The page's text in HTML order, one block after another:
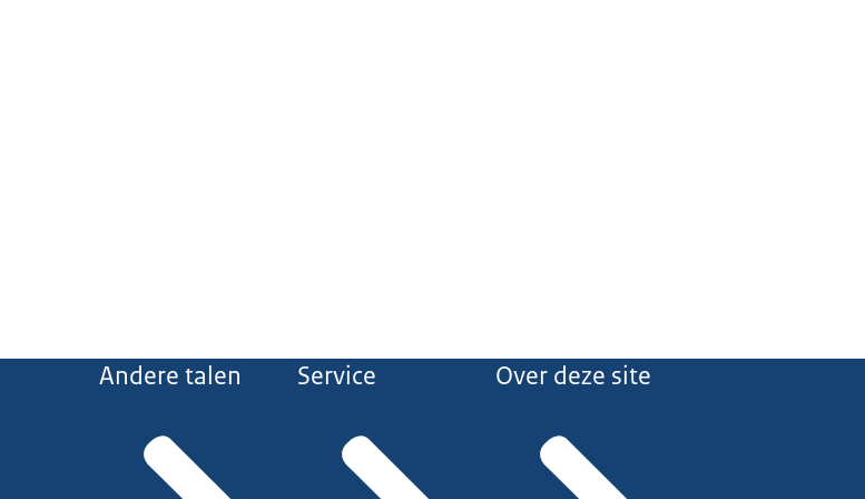
Andere talen Service Over deze site